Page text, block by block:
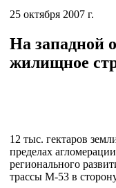
25 октября 2007 г.
На западной
жилищное
12 тыс. гектаров
пределах
регионального
трассы М-53 в